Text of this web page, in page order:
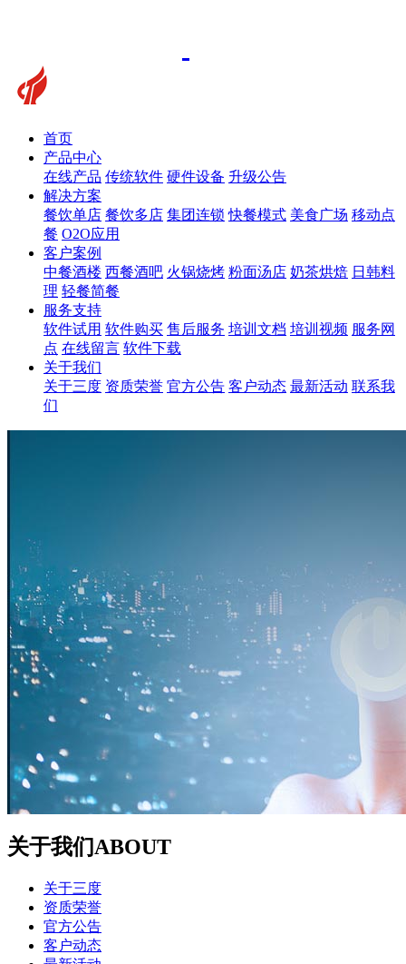
首页
产品中心
在线产品 传统软件 硬件设备 升级公告
解决方案
餐饮单店 餐饮多店 集团连锁 快餐模式 美食广场 移动点
餐 O2O应用
客户案例
中餐酒楼 西餐酒吧 火锅烧烤 粉面汤店 奶茶烘焙 日韩料
理 轻餐简餐
服务支持
软件试用 软件购买 售后服务 培训文档 培训视频 服务网
点 在线留言 软件下载
关于我们
关于三度 资质荣誉 官方公告 客户动态 最新活动 联系我
们
关于我们ABOUT
关于三度
资质荣誉
官方公告
客户动态